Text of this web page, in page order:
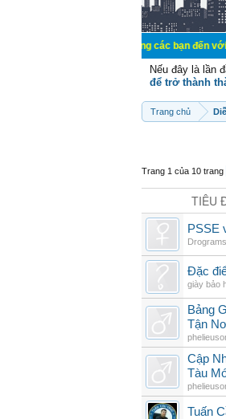
Chào mừng các bạn đến với Diễn đàn
Nếu đây là lần
để trở thành
Trang chủ
Trang 1 của 10 trang
TIÊU
PSSE
Drograms
Đặc
giày bảo
Bảng
Tận
Cập
Tàu
Tuấn